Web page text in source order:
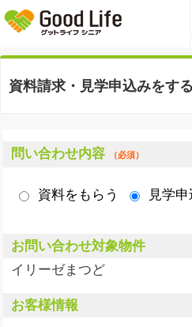
資料請求・見学申込みをする
問い合わせ内容 （必須）
資料をもらう 見学
お問い合わせ対象物件
イリーゼまつど
お客様情報